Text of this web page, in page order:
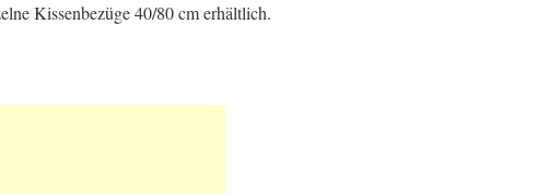
Kissenbezüge 40/80 cm erhältlich.